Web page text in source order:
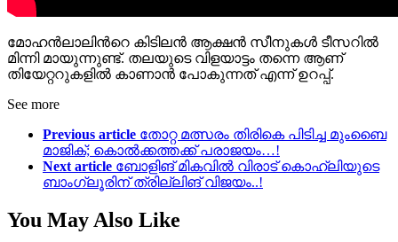
മോഹന്‍ലാലിന്‍റെ കിടിലന്‍ ആക്ഷന്‍ സീനുകള്‍ ടീസറില്‍
മിന്നി മായുന്നുണ്ട്. തലയുടെ വിളയാട്ടം തന്നെ ആണ്
തിയേറ്ററുകളില്‍ കാണാന്‍ പോകുന്നത് എന്ന് ഉറപ്പ്.
See more
Previous article തോറ്റ മത്സരം തിരികെ പിടിച്ച മുംബൈ
മാജിക്; കൊൽക്കത്തക്ക് പരാജയം…!
Next article ബോളിങ് മികവിൽ വിരാട് കൊഹ്‌ലിയുടെ
ബാംഗ്ലൂരിന് ത്രില്ലിങ് വിജയം..!
You May Also Like